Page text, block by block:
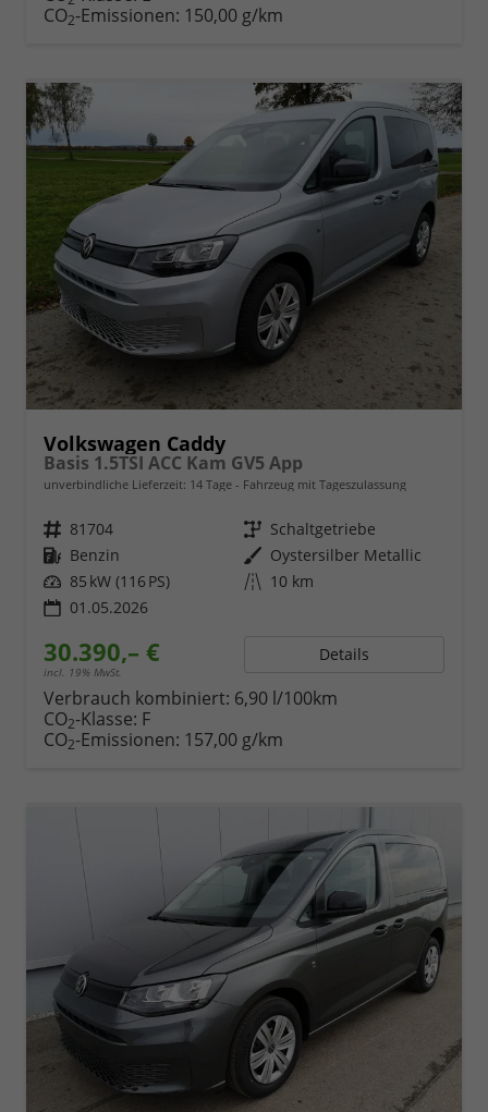
CO2-Emissionen: 150,00 g/km
Volkswagen Caddy
Basis 1.5TSI ACC Kam GV5 App
unverbindliche Lieferzeit: 14 Tage Fahrzeug mit Tageszulassung
Fahrzeugnr. 81704 Getriebe Schaltgetriebe
Kraftstoff Benzin Außenfarbe Oystersilber Metallic
Leistung 85 kW (116 PS) Kilometerstand 10 km
01.05.2026
30.390,– €
incl. 19% MwSt.
Details
Verbrauch kombiniert: 6,90 l/100km
CO2-Klasse: F
CO2-Emissionen: 157,00 g/km